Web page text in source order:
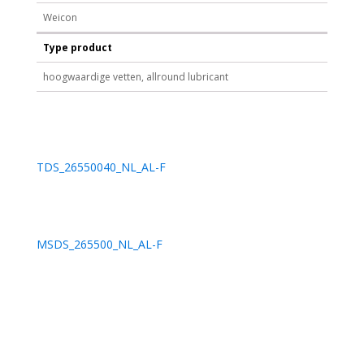
Weicon
Type product
hoogwaardige vetten, allround lubricant
TDS_26550040_NL_AL-F
MSDS_265500_NL_AL-F